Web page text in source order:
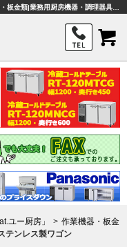
ユー厨房」
作業機器・板金
テンレス製ワゴン